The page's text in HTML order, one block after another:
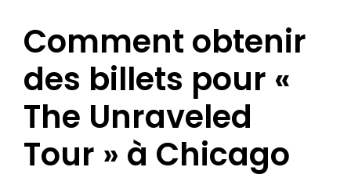
Comment obtenir
des billets pour «
The Unraveled
Tour » à Chicago